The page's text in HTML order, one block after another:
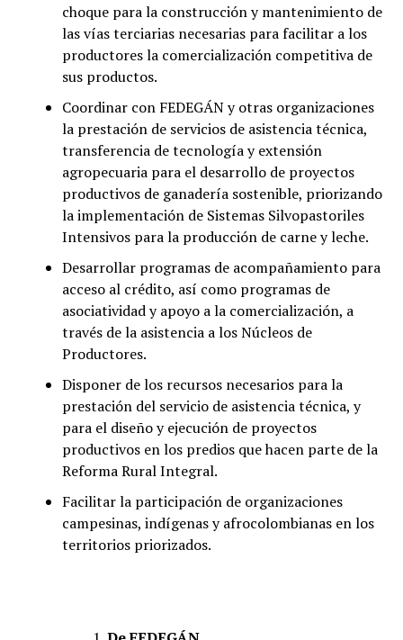
choque para la construcción y mantenimiento de
las vías terciarias necesarias para facilitar a los
productores la comercialización competitiva de
sus productos.
Coordinar con FEDEGÁN y otras organizaciones
la prestación de servicios de asistencia técnica,
transferencia de tecnología y extensión
agropecuaria para el desarrollo de proyectos
productivos de ganadería sostenible, priorizando
la implementación de Sistemas Silvopastoriles
Intensivos para la producción de carne y leche.
Desarrollar programas de acompañamiento para
acceso al crédito, así como programas de
asociatividad y apoyo a la comercialización, a
través de la asistencia a los Núcleos de
Productores.
Disponer de los recursos necesarios para la
prestación del servicio de asistencia técnica, y
para el diseño y ejecución de proyectos
productivos en los predios que hacen parte de la
Reforma Rural Integral.
Facilitar la participación de organizaciones
campesinas, indígenas y afrocolombianas en los
territorios priorizados.